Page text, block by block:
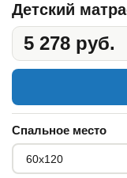
Детский
5 278 руб.
Спальное место